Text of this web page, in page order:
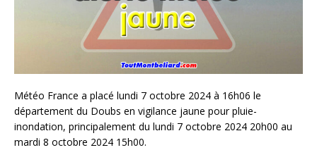
Météo France a placé lundi 7 octobre 2024 à 16h06 le
département du Doubs en vigilance jaune pour pluie-
inondation, principalement du lundi 7 octobre 2024 20h00 au
mardi 8 octobre 2024 15h00.